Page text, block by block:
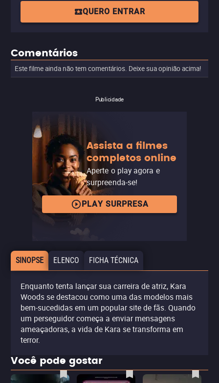
QUERO ENTRAR
Comentários
Este filme ainda não tem comentários. Deixe sua opinião acima!
Publicidade
Assista a filmes
completos online
Aperte o play agora e
surpreenda-se!
PLAY SURPRESA
SINOPSE ELENCO FICHA TÉCNICA
Enquanto tenta lançar sua carreira de atriz, Kara
Woods se destacou como uma das modelos mais
bem-sucedidas em um popular site de fãs. Quando
um perseguidor começa a enviar mensagens
ameaçadoras, a vida de Kara se transforma em
terror.
Você pode gostar